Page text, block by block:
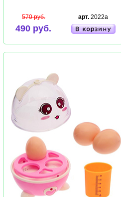
570 руб.
490 руб.
арт. 2022a